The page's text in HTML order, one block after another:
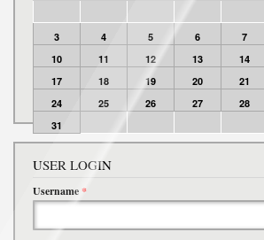
3
4 5 6 7
10
11 12 13 14
17
18 19 20 21
24
25 26 27 28
31
USER LOGIN
Username*